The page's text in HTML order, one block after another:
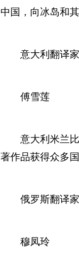
中国，向冰岛和
意大利翻译家
傅雪莲
意大利米兰比
著作品获得众多
俄罗斯翻译家
穆凤玲